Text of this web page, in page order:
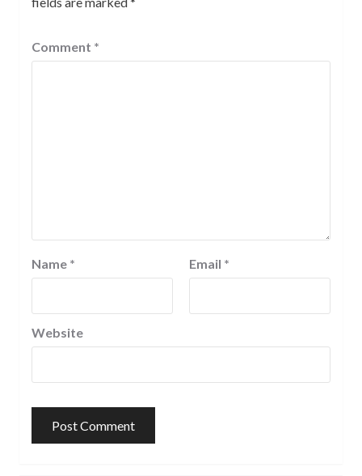
Comment *
Name * Email *
Website